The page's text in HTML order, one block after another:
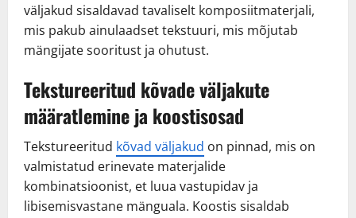
väljakud sisaldavad tavaliselt komposiitmaterjali,
mis pakub ainulaadset tekstuuri, mis mõjutab
mängijate sooritust ja ohutust.
Tekstureeritud kõvade väljakute
määratlemine ja koostisosad
Tekstureeritud kõvad väljakud on pinnad, mis on
valmistatud erinevate materjalide
kombinatsioonist, et luua vastupidav ja
libisemisvastane mänguala. Koostis sisaldab